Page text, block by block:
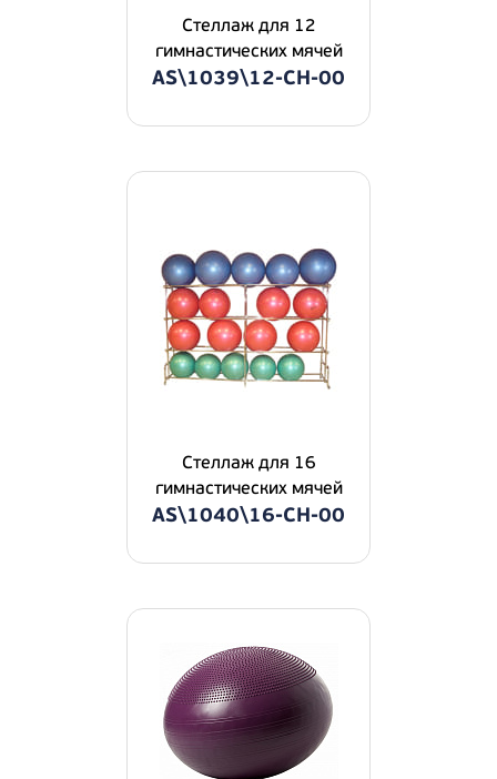
Стеллаж для 12
гимнастических мячей
AS\1039\12-CH-00
Стеллаж для 16
гимнастических мячей
AS\1040\16-CH-00